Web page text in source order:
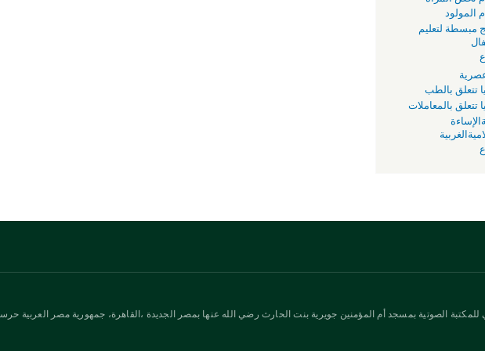
المولود
مبسطة لتعليم
تتعلق بالطب
تتعلق بالمعاملات
الصوتية بمسجد أم المؤمنين جويرية بنت الحارث رضي الله عنها بمصر الجديدة ،القاهرة، جمهورية مصر العربية